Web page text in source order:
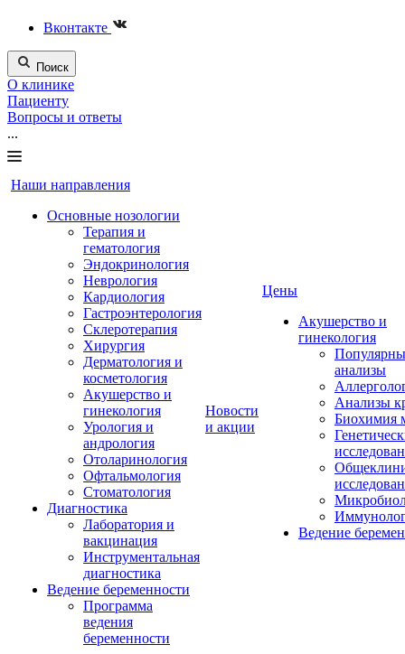
Вконтакте
Поиск
О клинике
Пациенту
Вопросы и ответы
...
Наши направления
Основные нозологии
Терапия и
гематология
Эндокринология
Неврология
Кардиология
Гастроэнтерология
Склеротерапия
Хирургия
Дерматология и
косметология
Акушерство и
гинекология
Урология и
андрология
Отоларинология
Офтальмология
Стоматология
Диагностика
Лаборатория и
вакцинация
Инструментальная
диагностика
Ведение беременности
Программа
ведения
беременности
Новости
и акции
Цены
Акушерство и
гинекология
анализы
Анализы
Биохимия
Ведение